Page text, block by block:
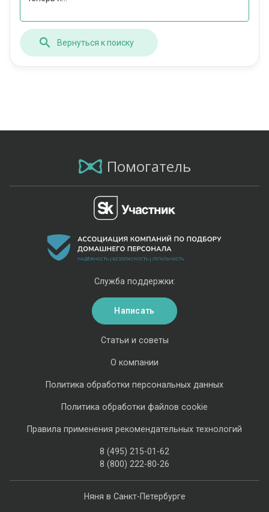
Вернуться к поиску
Помогатель
Няня в Санкт-Петербурге
Статьи и советы
О компании
Политика обработки персональных данных
Политика обработки файлов cookie
Правила применения рекомендательных технологий
8 (495) 215-01-62
8 (800) 222-80-26
Служба поддержки:
Написать